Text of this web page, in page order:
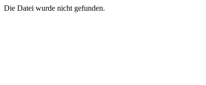
Die Datei wurde nicht gefunden.